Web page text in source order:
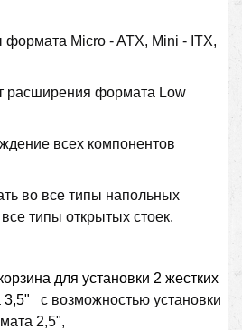
формата Micro - ATX, Mini - ITX,
расширения формата Low
всех компонентов
во все типы напольных
типы открытых стоек.
для установки 2 жестких
3,5" с возможностью установки
2,5",